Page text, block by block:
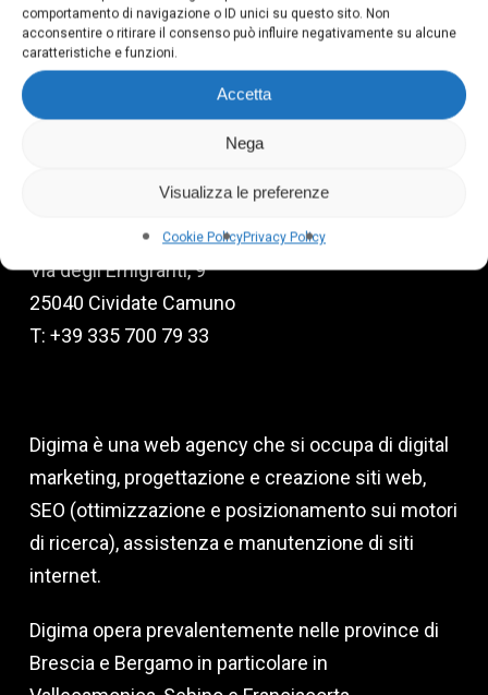
comportamento di navigazione o ID unici su questo sito. Non
acconsentire o ritirare il consenso può influire negativamente su alcune
caratteristiche e funzioni.
Accetta
Nega
Visualizza le preferenze
Cookie PolicyPrivacy Policy
Via Domenighini, 8 25043 Breno (Bs)
Via degli Emigranti, 9
25040 Cividate Camuno
T: +39 335 700 79 33
Digima è una web agency che si occupa di digital
marketing, progettazione e creazione siti web,
SEO (ottimizzazione e posizionamento sui motori
di ricerca), assistenza e manutenzione di siti
internet.
Digima opera prevalentemente nelle province di
Brescia e Bergamo in particolare in